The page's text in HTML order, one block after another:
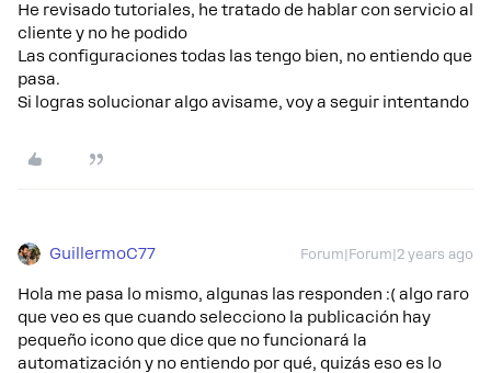
He revisado tutoriales, he tratado de hablar con servicio al
cliente y no he podido
Las configuraciones todas las tengo bien, no entiendo que
pasa.
Si logras solucionar algo avisame, voy a seguir intentando
GuillermoC77 Forum|Forum|2 years ago
Hola me pasa lo mismo, algunas las responden :( algo raro
que veo es que cuando selecciono la publicación hay
pequeño icono que dice que no funcionará la
automatización y no entiendo por qué, quizás eso es lo